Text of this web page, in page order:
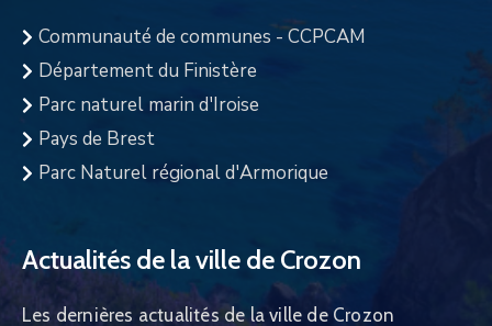
Communauté de communes - CCPCAM
Département du Finistère
Parc naturel marin d'Iroise
Pays de Brest
Parc Naturel régional d'Armorique
Actualités de la ville de Crozon
Les dernières actualités de la ville de Crozon